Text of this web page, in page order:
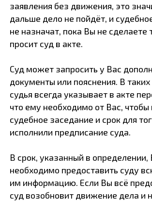
заявления без движения, это
дальше дело не пойдёт, и
не назначат, пока Вы не сделаете
просит суд в акте.
Суд может запросить у Вас
документы или пояснения. В таких
судья всегда указывает в акте
что ему необходимо от Вас, чтобы
судебное заседание и срок для
исполнили предписание суда.
В срок, указанный в определении,
необходимо предоставить суду
им информацию. Если Вы всё
суд возобновит движение дела и